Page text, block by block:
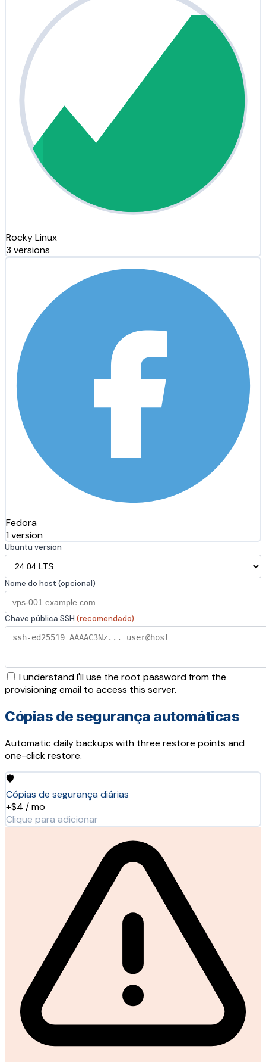
Rocky Linux
3 versions
Fedora
1 version
Ubuntu version
Nome do host (opcional)
Chave pública SSH (recomendado)
I understand I'll use the root password from the
provisioning email to access this server.
Cópias de segurança automáticas
Automatic daily backups with three restore points and
one-click restore.
🛡️
Cópias de segurança diárias
+$4 / mo
Clique para adicionar